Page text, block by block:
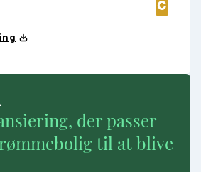
der passer
til at blive